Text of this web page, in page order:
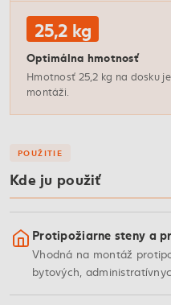
25,2 kg
Optimálna hmotnosť
Hmotnosť 25,2 kg na dosku
montáži.
POUŽITIE
Kde ju použiť
Protipožiarne steny a
Vhodná na montáž
bytových,